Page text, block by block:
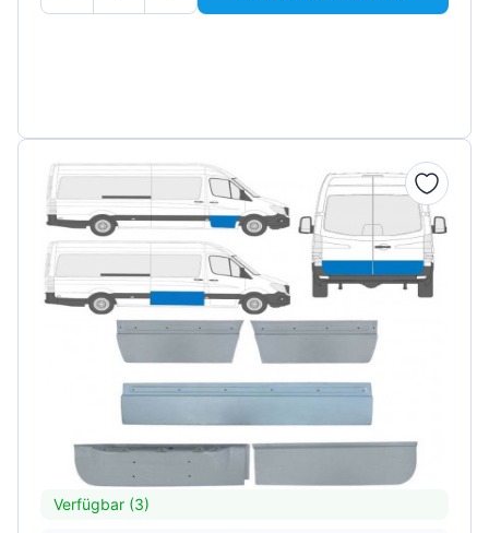
Verfügbar (3)